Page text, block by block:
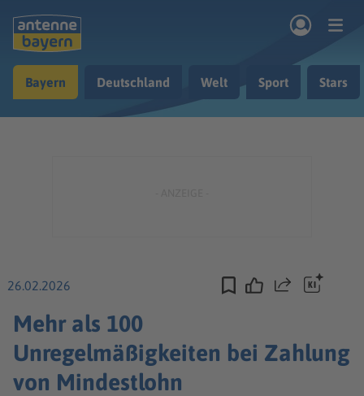
Musik & Radio
Bayern Deutschland Welt Sport Stars
26.02.2026 Teilen
Mehr als 100
Unregelmäßigkeiten bei Zahlung
von Mindestlohn